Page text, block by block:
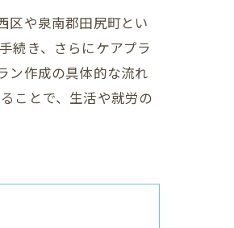
区や泉南郡田尻町とい
続き、さらにケアプラ
ン作成の具体的な流れ
ことで、生活や就労の